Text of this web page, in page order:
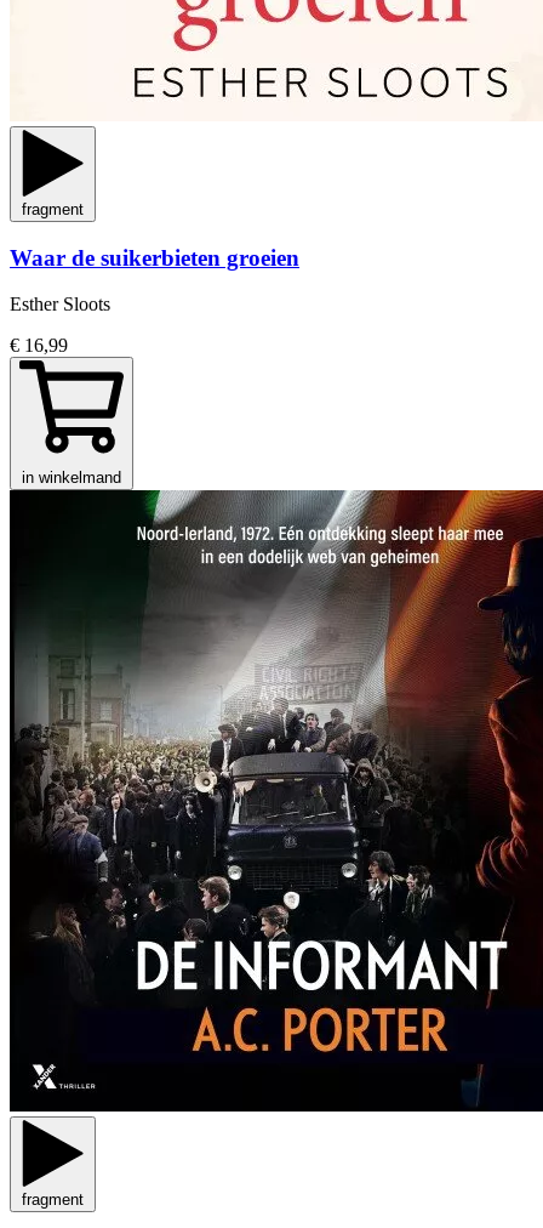
fragment
Waar de suikerbieten groeien
Esther Sloots
€ 16,99
in winkelmand
fragment